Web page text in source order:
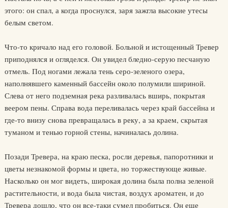
этого: он спал, а когда проснулся, заря зажгла высокие утесы
белым светом.
Что-то кричало над его головой. Больной и истощенный Тревер
приподнялся и огляделся. Он увидел бледно-серую песчаную
отмель. Под ногами лежала тень серо-зеленого озера,
наполнявшего каменный бассейн около полумили шириной.
Слева от него подземная река разливалась вширь, покрытая
веером пены. Справа вода переливалась через край бассейна и
где-то внизу снова превращалась в реку, а за краем, скрытая
туманом и тенью горной стены, начиналась долина.
Позади Тревера, на краю песка, росли деревья, папоротники и
цветы незнакомой формы и цвета, но торжествующе живые.
Насколько он мог видеть, широкая долина была полна зеленой
растительности, и вода была чистая, воздух ароматен, и до
Тревера дошло, что он все-таки сумел пробиться. Он еще